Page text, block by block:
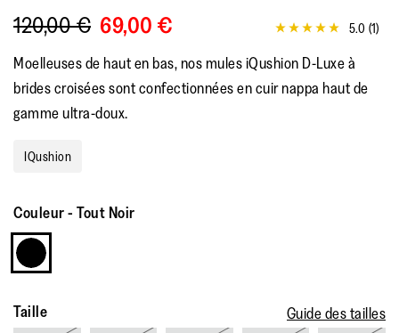
120,00 € 69,00 €
5.0
sur
valeur
5.0 (1)
Moelleuses de haut en bas, nos mules iQushion D-Luxe à
brides croisées sont confectionnées en cuir nappa haut de
gamme ultra-doux.
IQushion
Couleur- Tout Noir
Taille
Guide des tailles